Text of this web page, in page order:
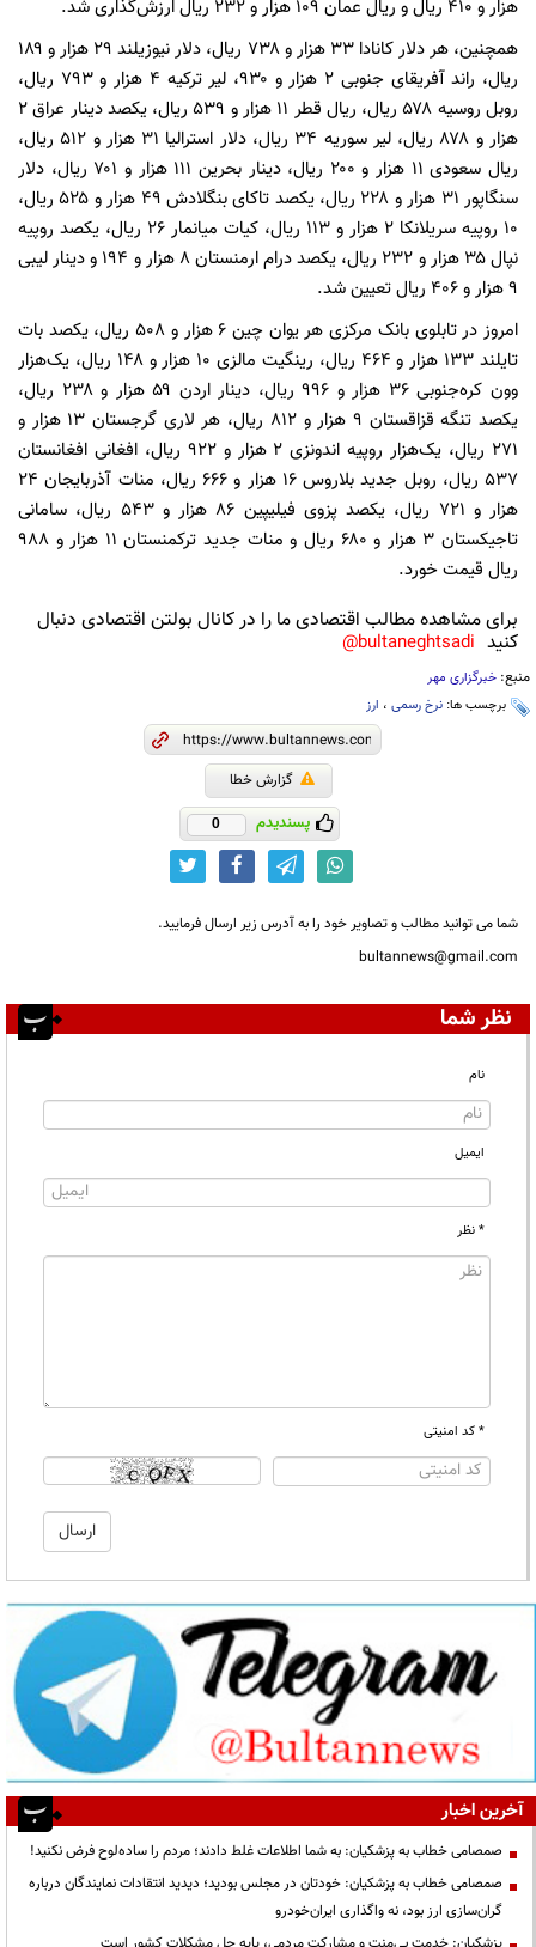
هزار و ۴۱۰ ریال و ریال عمان ۱۰۹ هزار و ۲۳۲ ریال ارزش‌گذاری شد.
همچنین، هر دلار کانادا ۳۳ هزار و ۷۳۸ ریال، دلار نیوزیلند ۲۹ هزار و ۱۸۹
ریال، راند آفریقای جنوبی ۲‌ هزار و ۹۳۰، لیر ترکیه ۴ هزار و ۷۹۳ ریال،
هزار و ۸۷۸ ریال، لیر سوریه ۳۴ ریال، دلار استرالیا ۳۱ هزار و ۵۱۲ ریال،
ریال سعودی ۱۱ هزار و ۲۰۰ ریال، دینار بحرین ۱۱۱ هزار و ۷۰۱ ریال، دلار
سنگاپور ۳۱ هزار و ۲۲۸ ریال، یکصد تاکای بنگلادش ۴۹ هزار و ۵۲۵ ریال،
۱۰ روپیه سریلانکا ۲‌ هزار و ۱۱۳ ریال، کیات میانمار ۲۶ ریال، یکصد روپیه
نپال ۳۵ هزار و ۲۳۲ ریال، یکصد درام ارمنستان ۸ هزار و ۱۹۴ و دینار لیبی
۹ هزار و ۴۰۶ ریال تعیین شد.
امروز در تابلوی بانک مرکزی هر یوان چین ۶ هزار و ۵۰۸ ریال، یکصد بات
تایلند ۱۳۳ هزار و ۴۶۴ ریال، رینگیت مالزی ۱۰ هزار و ۱۴۸ ریال، یک‌هزار
وون کره‌جنوبی ۳۶ هزار و ۹۹۶ ریال، دینار اردن ۵۹ هزار و ۲۳۸ ریال،
یکصد تنگه قزاقستان ۹ هزار و ۸۱۲ ریال، هر لاری گرجستان ۱۳ هزار و
۲۷۱ ریال، یک‌هزار روپیه اندونزی ۲‌ هزار و ۹۲۲ ریال، افغانی افغانستان
۵۳۷ ریال، روبل جدید بلاروس ۱۶ هزار و ۶۶۶ ریال، منات آذربایجان ۲۴
هزار و ۷۲۱ ریال، یکصد پزوی فیلیپین ۸۶ هزار و ۵۴۳ ریال، سامانی
تاجیکستان ۳ ‌هزار و ۶۸۰ ریال و منات جدید ترکمنستان ۱۱ هزار و ۹۸۸
ریال قیمت خورد.
برای مشاهده مطالب اقتصادی ما را در کانال بولتن اقتصادی دنبال
کنید bultaneghtsadi@
منبع: خبرگزاری مهر
برچسب ها: نرخ رسمی ، ارز
گزارش خطا
پسندیدم 0
شما می توانید مطالب و تصاویر خود را به آدرس زیر ارسال فرمایید.
bultannews@gmail.com
نظر شما
نام
ایمیل
* نظر
* کد امنیتی
آخرین اخبار
صمصامی خطاب به پزشکیان: به شما اطلاعات غلط دادند؛ مردم را ساده‌لوح فرض نکنید!
صمصامی خطاب به پزشکیان: خودتان در مجلس بودید؛ دیدید انتقادات نمایندگان درباره
گران‌سازی ارز بود، نه واگذاری ایران‌خودرو